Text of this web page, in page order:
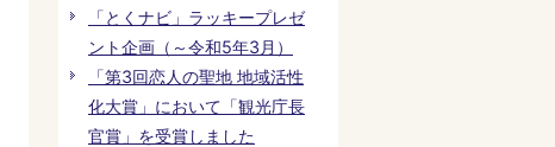
「とくナビ」ラッキープレゼ
ント企画（～令和5年3月）
「第3回恋人の聖地 地域活性
化大賞」において「観光庁長
官賞」を受賞しました